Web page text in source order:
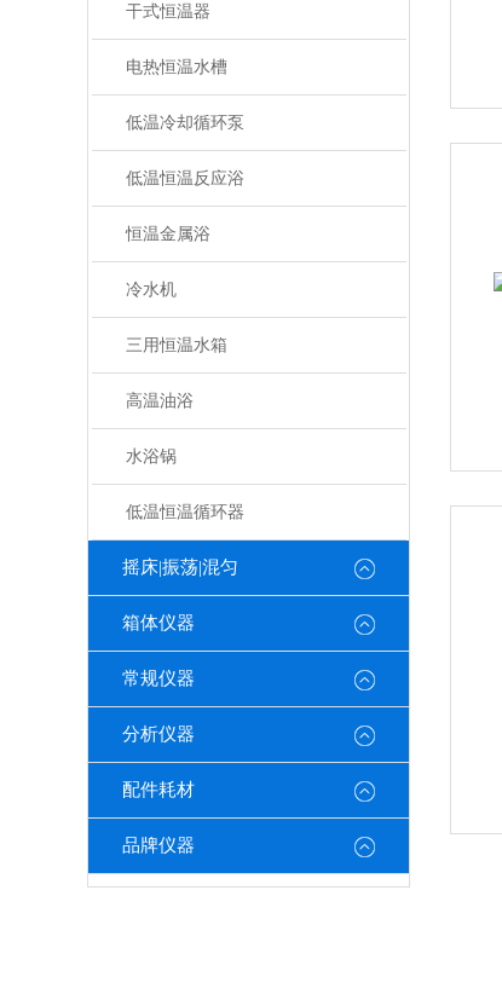
干式恒温器
电热恒温水槽
低温冷却循环泵
低温恒温反应浴
恒温金属浴
冷水机
三用恒温水箱
高温油浴
水浴锅
低温恒温循环器
摇床|振荡|混匀
箱体仪器
常规仪器
分析仪器
配件耗材
品牌仪器